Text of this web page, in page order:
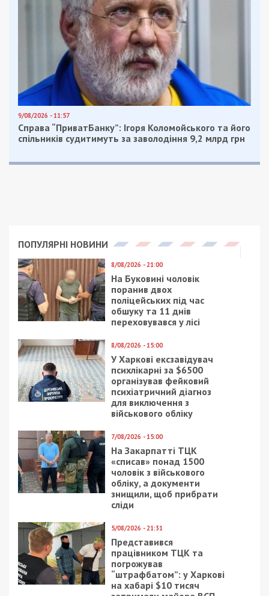
залишатися незалежними ЗМІ, а вам -
отримувати найсвіжіші новини під ними.
Приєднуйтесь також до 49000 в Google News. Слідкуйте
за останніми новинами!
Приєднатися
Читайте також
Следующая статья:
Чоловік порізав ножем двох працівників
ТЦК на Одещині: потерпілі у важкому
стані
СУСПІЛЬСТВО
12/09/2018 - 14:41
Секс как услуга:
проститутка и админ
публичного дома из
Днепра рассказали о
секретах профессии
складськими
приміщеннями: на
держпідприємстві
Держрезерву викрили
схему на 36 мільйонів